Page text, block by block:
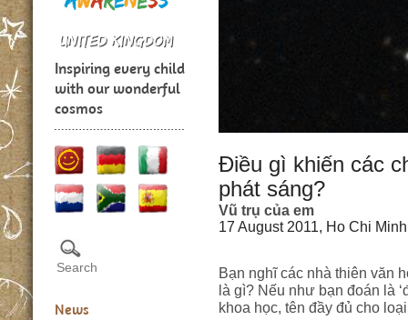
Inspiring every child
with our wonderful
cosmos
News
Điều gì khiến các
phát sáng?
Vũ trụ của em
17 August 2011, Ho Chi
Bạn nghĩ các nhà thiên văn
là gì? Nếu như bạn đoán là
khoa học, tên đầy đủ cho